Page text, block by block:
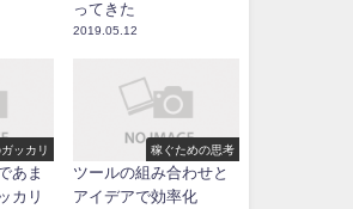
ってきた
2019.05.12
ッカリ
あま
カリ
稼ぐための思考
ツールの組み合わせと
アイデアで効率化